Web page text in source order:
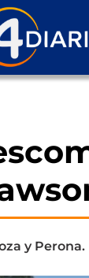
y Perona.